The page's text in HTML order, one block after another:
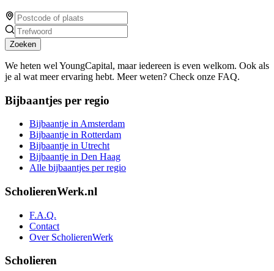
Zoeken
We heten wel YoungCapital, maar iedereen is even welkom. Ook als
je al wat meer ervaring hebt. Meer weten? Check onze FAQ.
Bijbaantjes per regio
Bijbaantje in Amsterdam
Bijbaantje in Rotterdam
Bijbaantje in Utrecht
Bijbaantje in Den Haag
Alle bijbaantjes per regio
ScholierenWerk.nl
F.A.Q.
Contact
Over ScholierenWerk
Scholieren